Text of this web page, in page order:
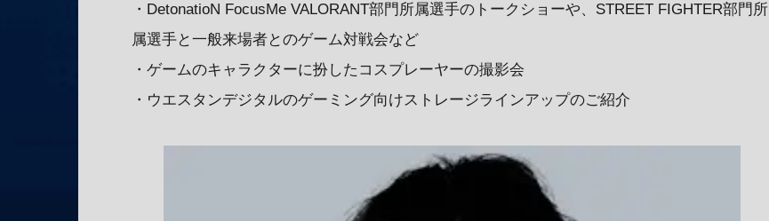
・DetonatioN FocusMe VALORANT部門所属選手のトークショーや、STREET FIGHTER部門所
属選手と一般来場者とのゲーム対戦会など
・ゲームのキャラクターに扮したコスプレーヤーの撮影会
・ウエスタンデジタルのゲーミング向けストレージラインアップのご紹介